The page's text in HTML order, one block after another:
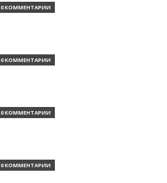
0 КОММЕНТАРИИ
0 КОММЕНТАРИИ
0 КОММЕНТАРИИ
0 КОММЕНТАРИИ